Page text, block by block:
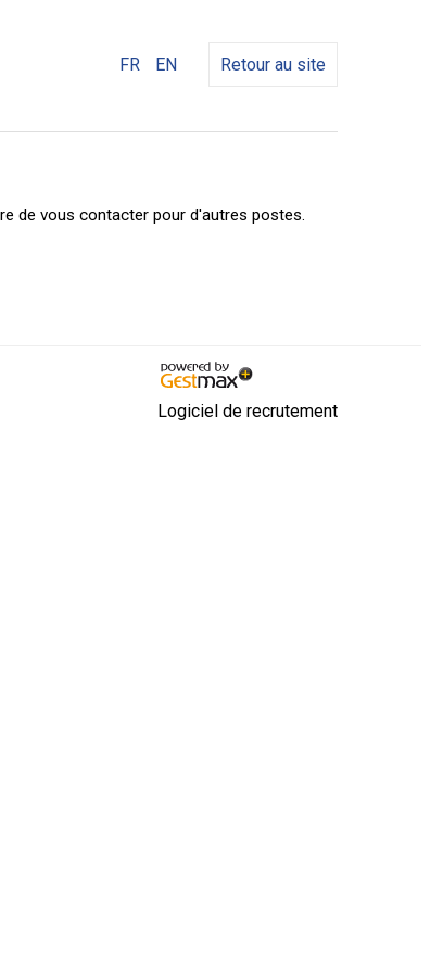
FR EN Retour au site
de vous contacter pour d'autres postes.
Logiciel de recrutement